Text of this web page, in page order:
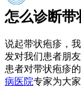
怎么诊断带
说起带状疱疹，
发对我们患者朋
患者对带状疱疹
病医院专家为大